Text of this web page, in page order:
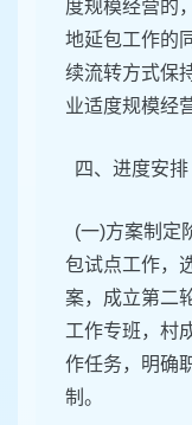
度规模经营的
地延包工作的
续流转方式保
业适度规模经
四、进度安排
(一)方案制定
包试点工作，
案，成立第二
工作专班，村
作任务，明确
制。